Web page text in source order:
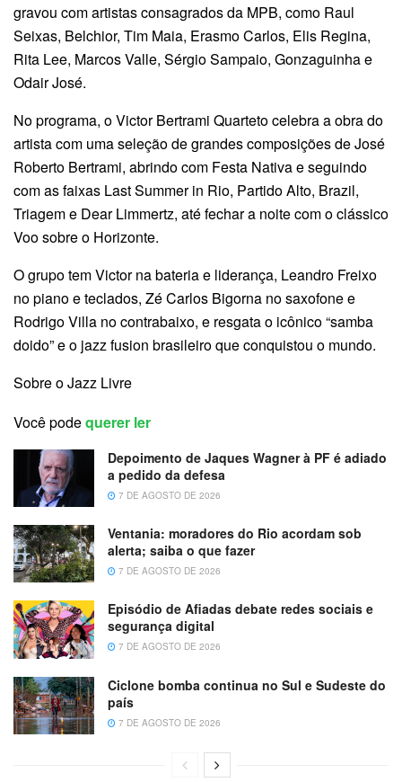
gravou com artistas consagrados da MPB, como Raul
Seixas, Belchior, Tim Maia, Erasmo Carlos, Elis Regina,
Rita Lee, Marcos Valle, Sérgio Sampaio, Gonzaguinha e
Odair José.
No programa, o Victor Bertrami Quarteto celebra a obra do
artista com uma seleção de grandes composições de José
Roberto Bertrami, abrindo com Festa Nativa e seguindo
com as faixas Last Summer in Rio, Partido Alto, Brazil,
Triagem e Dear Limmertz, até fechar a noite com o clássico
Voo sobre o Horizonte.
O grupo tem Victor na bateria e liderança, Leandro Freixo
no piano e teclados, Zé Carlos Bigorna no saxofone e
Rodrigo Villa no contrabaixo, e resgata o icônico “samba
doido” e o jazz fusion brasileiro que conquistou o mundo.
Sobre o Jazz Livre
Você podequerer ler
Depoimento de Jaques Wagner à PF é adiado
a pedido da defesa
7 DE AGOSTO DE 2026
Ventania: moradores do Rio acordam sob
alerta; saiba o que fazer
7 DE AGOSTO DE 2026
Episódio de Afiadas debate redes sociais e
segurança digital
7 DE AGOSTO DE 2026
Ciclone bomba continua no Sul e Sudeste do
país
7 DE AGOSTO DE 2026